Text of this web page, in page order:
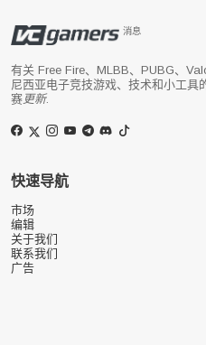
消息
有关 Free Fire、MLBB、PUBG、
尼西亚电子竞技游戏、技术和小工具
赛 更新.
快速导航
市场
编辑
关于我们
联系我们
广告